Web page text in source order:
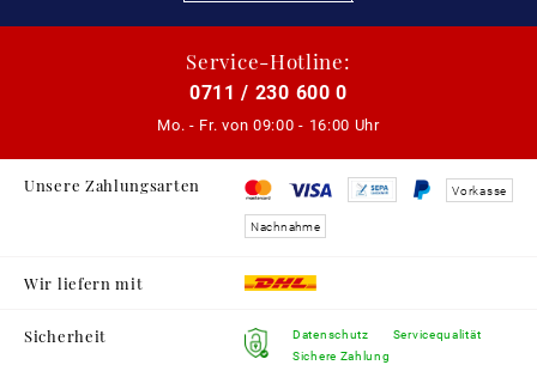
Service-Hotline:
0711 / 230 600 0
Mo. - Fr. von 09:00 - 16:00 Uhr
Unsere Zahlungsarten Vorkasse
Nachnahme
Wir liefern mit
Sicherheit
Datenschutz
Sichere Zahlung
Servicequalität